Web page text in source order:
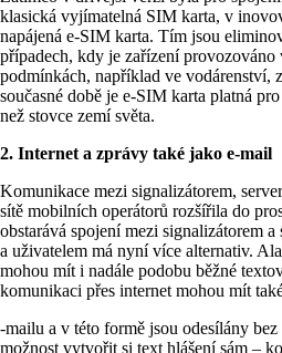
klasická vyjímatelná SIM karta, v
napájená e-SIM karta. Tím jsou
případech, kdy je zařízení
podmínkách, například ve vodárenství,
současné době je e-SIM karta platná
než stovce zemí světa.
2. Internet a zprávy také jako e-mail
Komunikace mezi signalizátorem,
sítě mobilních operátorů rozšířila do
obstarává spojení mezi signalizátorem a
a uživatelem má nyní více alternativ.
mohou mít i nadále podobu běžné
komunikaci přes internet mohou mít
-mailu a v této formě jsou odesílány
možnost vytvořit si text hlášení sám –